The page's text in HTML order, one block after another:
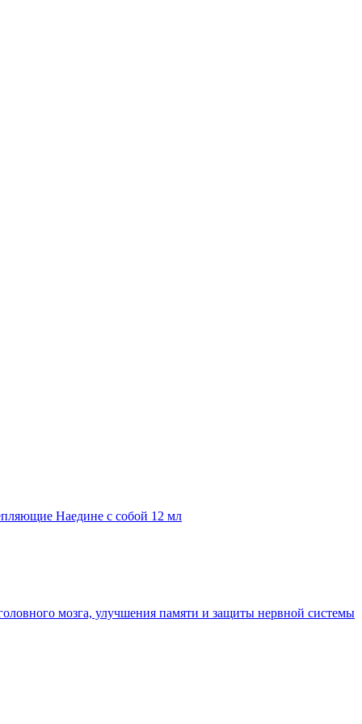
Наедине с собой 12 мл
мозга, улучшения памяти и защиты нервной системы